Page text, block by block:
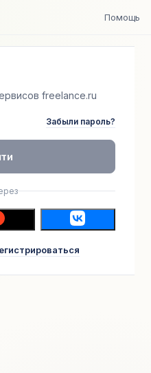
Помощь
freelance.ru
Забыли пароль?